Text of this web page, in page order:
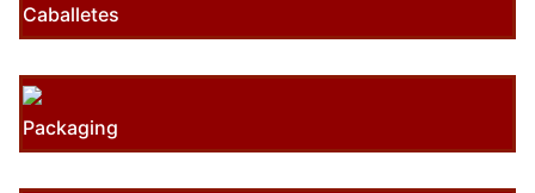
Caballetes
Packaging